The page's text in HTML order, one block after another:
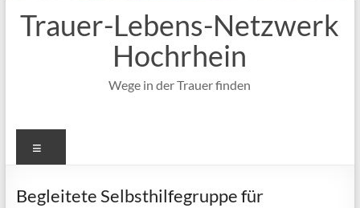
Trauer-Lebens-Netzwerk
Hochrhein
Wege in der Trauer finden
Begleitete Selbsthilfegruppe für